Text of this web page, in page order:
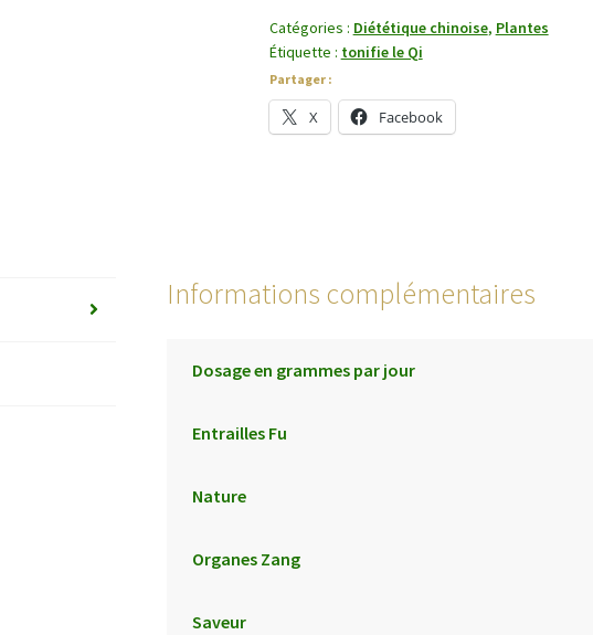
Catégories : Diététique chinoise, Plantes
Étiquette : tonifie le Qi
Partager :
X Facebook
Informations complémentaires
Dosage en grammes par jour
Entrailles Fu
Nature
Organes Zang
Saveur